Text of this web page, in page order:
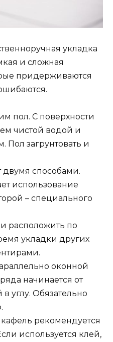
укладка
и сложная
придерживаются
пол. С поверхности
чистой водой и
Пол загрунтовать и
двумя способами.
использование
– специального
расположить по
укладки других
оконной
начинается от
углу. Обязательно
рекомендуется
используется клей,